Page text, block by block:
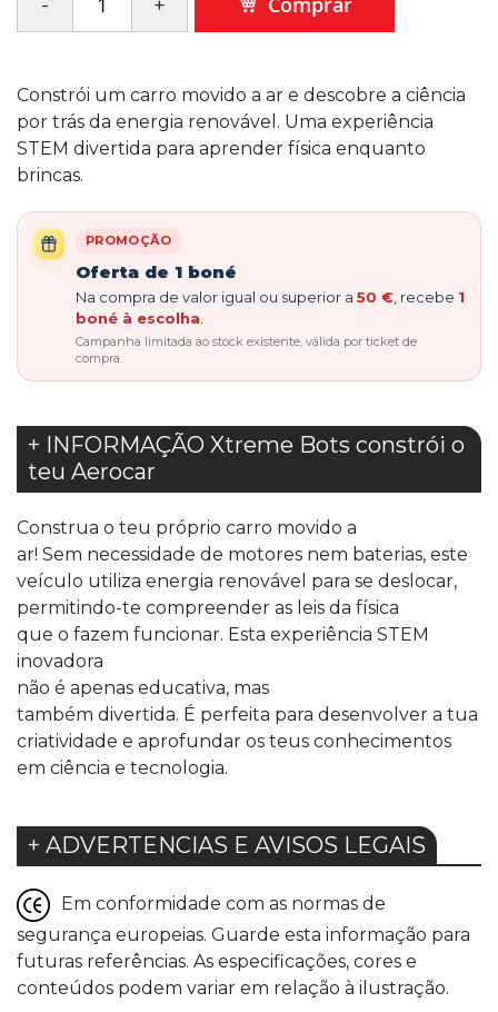
Constrói um carro movido a ar e descobre a ciência
por trás da energia renovável. Uma experiência
STEM divertida para aprender física enquanto
brincas.
PROMOÇÃO
Oferta de 1 boné
Na compra de valor igual ou superior a 50 € , recebe 1
boné à escolha
Campanha limitada ao stock existente, válida por ticket de
compra.
+ INFORMAÇÃO Xtreme Bots constrói o
teu Aerocar
Construa o teu próprio carro movido a
ar! Sem necessidade de motores nem baterias, este
veículo utiliza energia renovável para se deslocar,
permitindo-te compreender as leis da física
que o fazem funcionar. Esta experiência STEM
inovadora
não é apenas educativa, mas
também divertida. É perfeita para desenvolver a tua
criatividade e aprofundar os teus conhecimentos
em ciência e tecnologia.
+ ADVERTENCIAS E AVISOS LEGAIS
Em conformidade com as normas de
segurança europeias. Guarde esta informação para
futuras referências. As especificações, cores e
conteúdos podem variar em relação à ilustração.